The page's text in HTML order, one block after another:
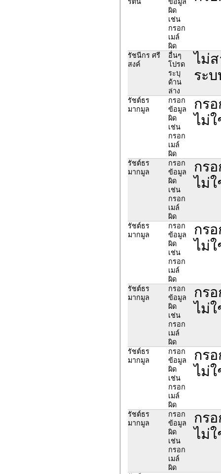
ผิด
เช่น
กรอก
เมล์
ผิด
รัชนีกร ศรี
สงค์
อื่นๆ
โปรด
ระบุ
ด้าน
ล่าง
ไม่
ระ
รัชต์ธร
มากมูล
กรอก
ข้อมูล
ผิด
เช่น
กรอก
เมล์
ผิด
กร
ไม่
รัชต์ธร
มากมูล
กรอก
ข้อมูล
ผิด
เช่น
กรอก
เมล์
ผิด
กร
ไม่
รัชต์ธร
มากมูล
กรอก
ข้อมูล
ผิด
เช่น
กรอก
เมล์
ผิด
กร
ไม่
รัชต์ธร
มากมูล
กรอก
ข้อมูล
ผิด
เช่น
กรอก
เมล์
ผิด
กร
ไม่
รัชต์ธร
มากมูล
กรอก
ข้อมูล
ผิด
เช่น
กรอก
เมล์
ผิด
กร
ไม่
รัชต์ธร
มากมูล
กรอก
ข้อมูล
ผิด
เช่น
กรอก
เมล์
ผิด
กร
ไม่